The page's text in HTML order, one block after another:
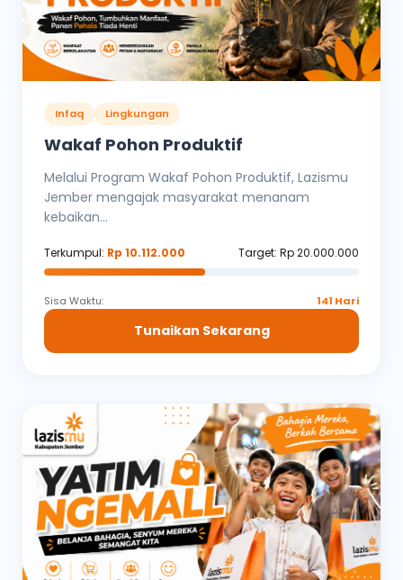
Infaq Lingkungan
Wakaf Pohon Produktif
Melalui Program Wakaf Pohon Produktif, Lazismu
Jember mengajak masyarakat menanam
kebaikan...
Terkumpul: Rp 10.112.000 Target: Rp 20.000.000
Sisa Waktu: 141 Hari
Tunaikan Sekarang